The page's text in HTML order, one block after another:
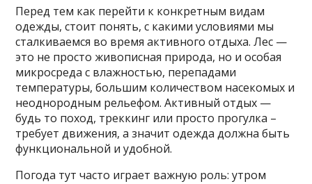
Перед тем как перейти к конкретным видам
одежды, стоит понять, с какими условиями мы
сталкиваемся во время активного отдыха. Лес —
это не просто живописная природа, но и особая
микросреда с влажностью, перепадами
температуры, большим количеством насекомых и
неоднородным рельефом. Активный отдых —
будь то поход, треккинг или просто прогулка –
требует движения, а значит одежда должна быть
функциональной и удобной.
Погода тут часто играет важную роль: утром